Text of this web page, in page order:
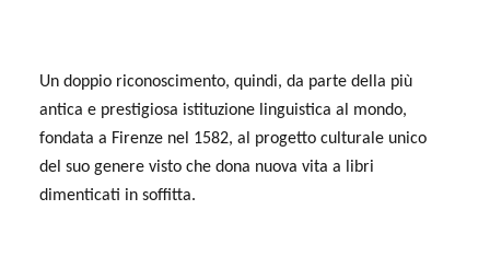
Un doppio riconoscimento, quindi, da parte della più
antica e prestigiosa istituzione linguistica al mondo,
fondata a Firenze nel 1582, al progetto culturale unico
del suo genere visto che dona nuova vita a libri
dimenticati in soffitta.